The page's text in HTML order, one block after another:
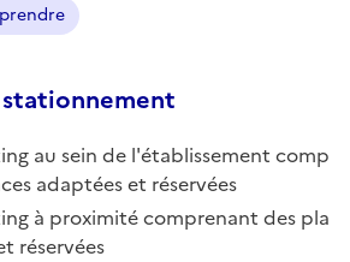
au sein de l'établissement comp
adaptées et réservées
à proximité comprenant des pla
réservées